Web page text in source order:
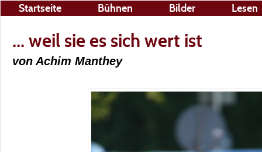
Startseite Bühnen Bilder Lesen
... weil sie es sich wert ist
von Achim Manthey